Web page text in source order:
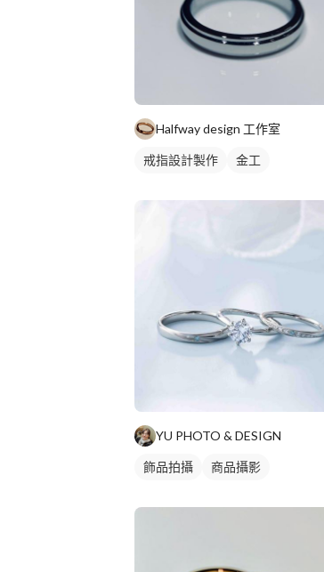
Halfway design 工作室
戒指設計製作 金工
YU PHOTO & DESIGN
飾品拍攝 商品攝影